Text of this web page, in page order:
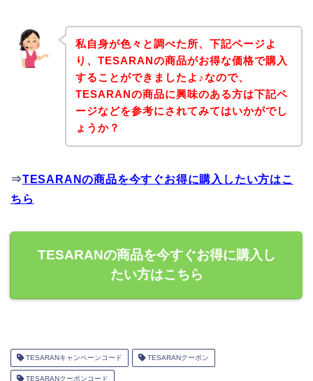
私自身が色々と調べた所、下記ページよ
り、TESARANの商品がお得な価格で購入
することができましたよ♪なので、
TESARANの商品に興味のある方は下記ペ
ージなどを参考にされてみてはいかがでし
ょうか？
⇒TESARANの商品を今すぐお得に購入したい方はこ
ちら
TESARANの商品を今すぐお得に購入し
たい方はこちら
TESARANキャンペーンコード TESARANクーポン
TESARANクーポンコード